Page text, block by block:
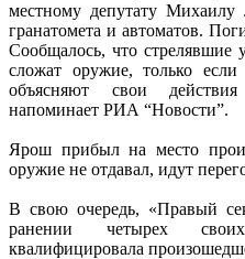
местному депутату Михаилу
гранатомета и автоматов.
Сообщалось, что стрелявшие
сложат оружие, только
объясняют свои
напоминает РИА “Новости”.
Ярош прибыл на место
оружие не отдавал, идут
В свою очередь, «Правый
ранении четырех
квалифицировала